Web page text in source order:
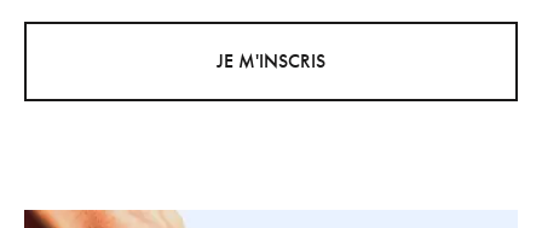
JE M'INSCRIS